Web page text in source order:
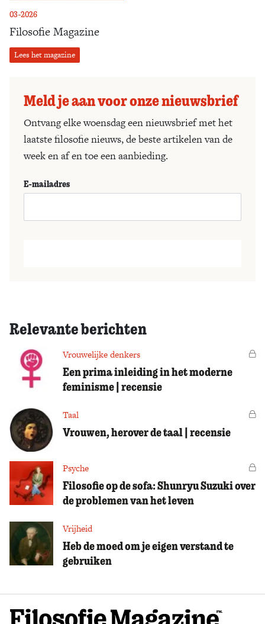
03-2026
Filosofie Magazine
Lees het magazine
Meld je aan voor onze nieuwsbrief
Ontvang elke woensdag een nieuwsbrief met het
laatste filosofie nieuws, de beste artikelen van de
week en af en toe een aanbieding.
E-mailadres
Relevante berichten
Vrouwelijke denkers
Een prima inleiding in het moderne
feminisme | recensie
Taal
Vrouwen, herover de taal | recensie
Psyche
Filosofie op de sofa: Shunryu Suzuki over
de problemen van het leven
Vrijheid
Heb de moed om je eigen verstand te
gebruiken